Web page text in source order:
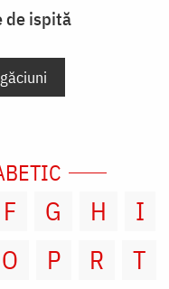
de ispită
F G H
I
O P R
T